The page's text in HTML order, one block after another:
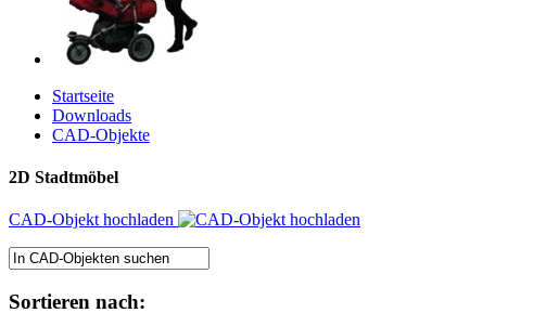
Startseite
Downloads
CAD-Objekte
2D Stadtmöbel
CAD-Objekt hochladen
Sortieren nach: